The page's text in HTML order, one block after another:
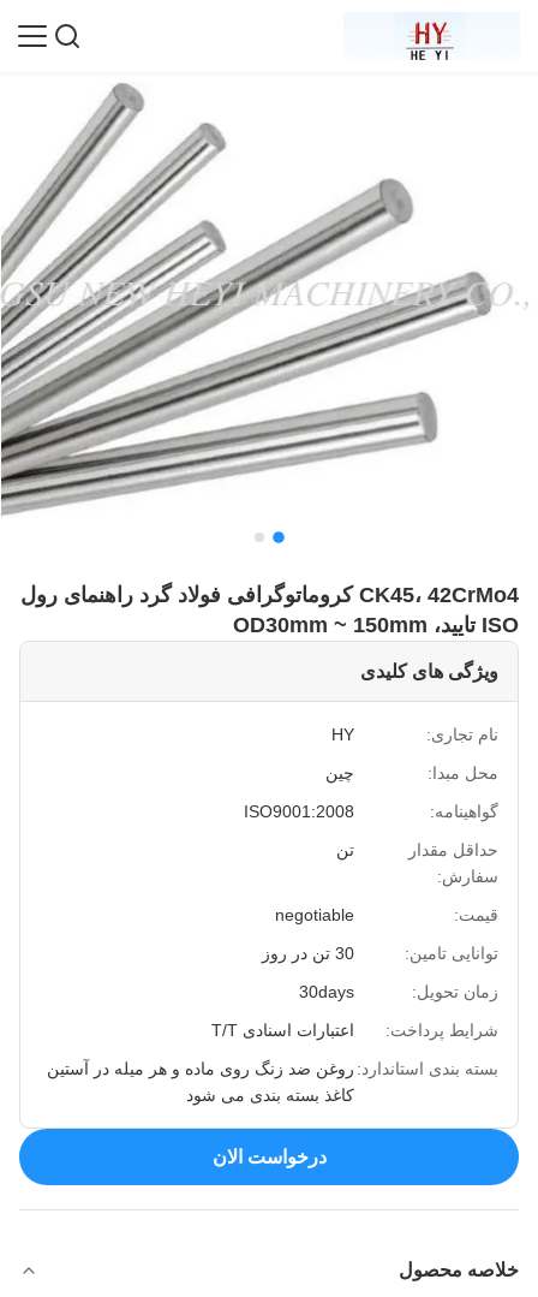
CK45، 42CrMo4 کروماتوگرافی فولاد گرد راهنمای رول
ISO تایید، OD30mm ~ 150mm
ویژگی های کلیدی
نام تجاری:
HY
محل مبدا:
چین
گواهینامه:
ISO9001:2008
حداقل مقدار
سفارش:
تن
قیمت:
negotiable
توانایی تامین:
30 تن در روز
زمان تحویل:
30days
شرایط پرداخت:
اعتبارات اسنادی T/T
بسته بندی استاندارد: روغن ضد زنگ روی ماده و هر میله در آستین
کاغذ بسته بندی می شود
درخواست الان
خلاصه محصول